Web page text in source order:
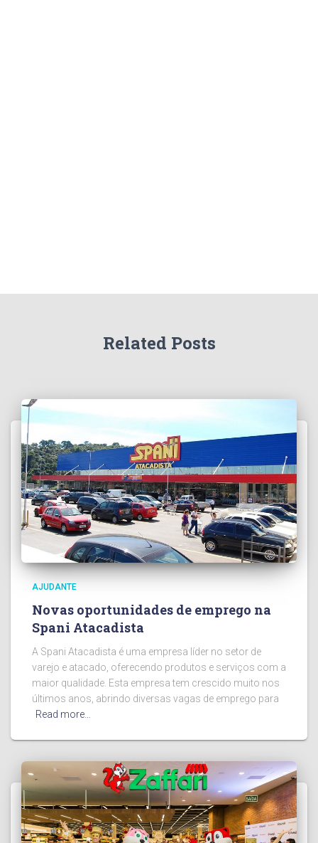
Related Posts
AJUDANTE
Novas oportunidades de emprego na
Spani Atacadista
A Spani Atacadista é uma empresa líder no setor de
varejo e atacado, oferecendo produtos e serviços com a
maior qualidade. Esta empresa tem crescido muito nos
últimos anos, abrindo diversas vagas de emprego para
Read more…